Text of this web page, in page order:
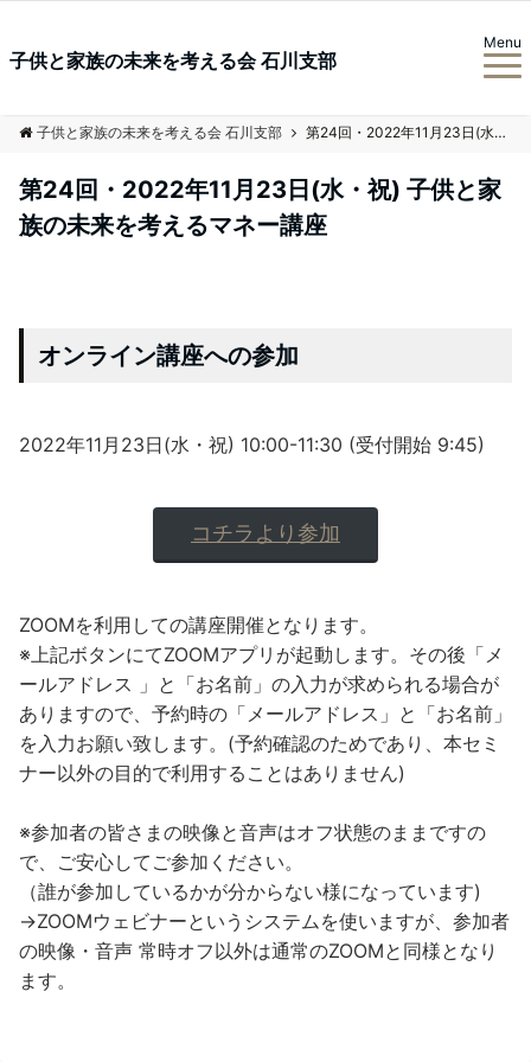
子供と家族の未来を考える会 石川支部
Menu
子供と家族の未来を考える会 石川支部 第24回・2022年11月23日(水・祝) 子供と家族の未来を考えるマネー講座
第24回・2022年11月23日(水・祝) 子供と家
族の未来を考えるマネー講座
オンライン講座への参加
2022年11月23日(水・祝) 10:00-11:30 (受付開始 9:45)
コチラより参加
ZOOMを利用しての講座開催となります。
※上記ボタンにてZOOMアプリが起動します。その後「メ
ールアドレス 」と「お名前」の入力が求められる場合が
ありますので、予約時の「メールアドレス」と「お名前」
を入力お願い致します。(予約確認のためであり、本セミ
ナー以外の目的で利用することはありません)
※参加者の皆さまの映像と音声はオフ状態のままですの
で、ご安心してご参加ください。
（誰が参加しているかが分からない様になっています)
→ZOOMウェビナーというシステムを使いますが、参加者
の映像・音声 常時オフ以外は通常のZOOMと同様となり
ます。